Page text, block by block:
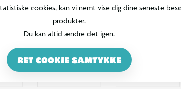
cookies, kan vi nemt vise dig dine seneste
produkter.
Du kan altid ændre det igen.
RET COOKIE SAMTYKKE